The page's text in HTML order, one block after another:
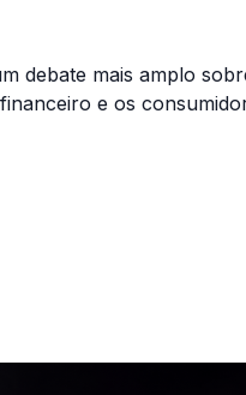
debate mais amplo
e os